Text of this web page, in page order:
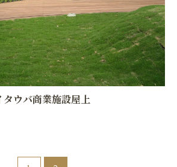
タウバ商業施設屋上
問い合わせはこちら